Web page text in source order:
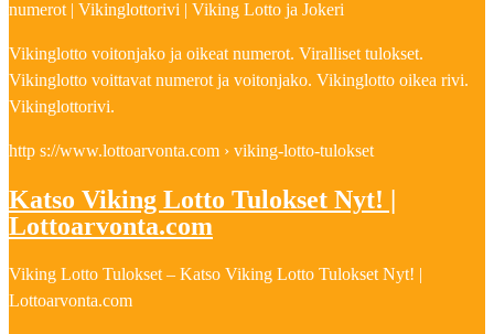
numerot | Vikinglottorivi | Viking Lotto ja Jokeri
Vikinglotto voitonjako ja oikeat numerot. Viralliset tulokset.
Vikinglotto voittavat numerot ja voitonjako. Vikinglotto oikea rivi.
Vikinglottorivi.
http s://www.lottoarvonta.com › viking-lotto-tulokset
Katso Viking Lotto Tulokset Nyt! |
Lottoarvonta.com
Viking Lotto Tulokset – Katso Viking Lotto Tulokset Nyt! |
Lottoarvonta.com